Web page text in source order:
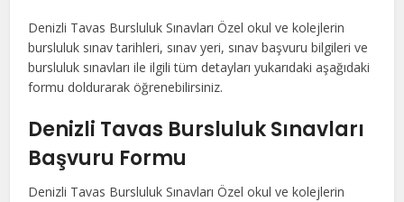
Denizli Tavas Bursluluk Sınavları Özel okul ve kolejlerin
bursluluk sınav tarihleri, sınav yeri, sınav başvuru bilgileri ve
bursluluk sınavları ile ilgili tüm detayları yukarıdaki aşağıdaki
formu doldurarak öğrenebilirsiniz.
Denizli Tavas Bursluluk Sınavları
Başvuru Formu
Denizli Tavas Bursluluk Sınavları Özel okul ve kolejlerin